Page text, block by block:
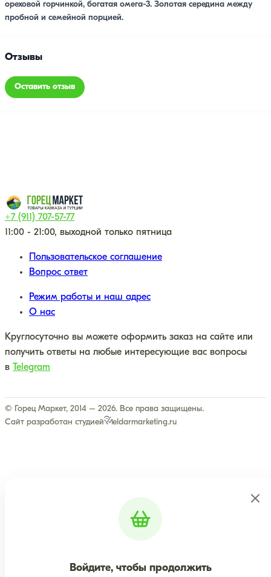
ореховой горчинкой, богатая омега-3. Золотая середина между
пробной и семейной порцией.
Отзывы
Оставить отзыв
+7 (911) 707-57-77
11:00 - 21:00, выходной только пятница
Пользовательское соглашение
Вопрос ответ
Режим работы и наш адрес
О нас
Круглосуточно вы можете оформить заказ на сайте или
получить ответы на любые интересующие вас вопросы
в
Telegram
© Горец Маркет, 2014 – 2026. Все права защищены.
Сайт разработан студией
eldarmarketing.ru
Войдите, чтобы продолжить